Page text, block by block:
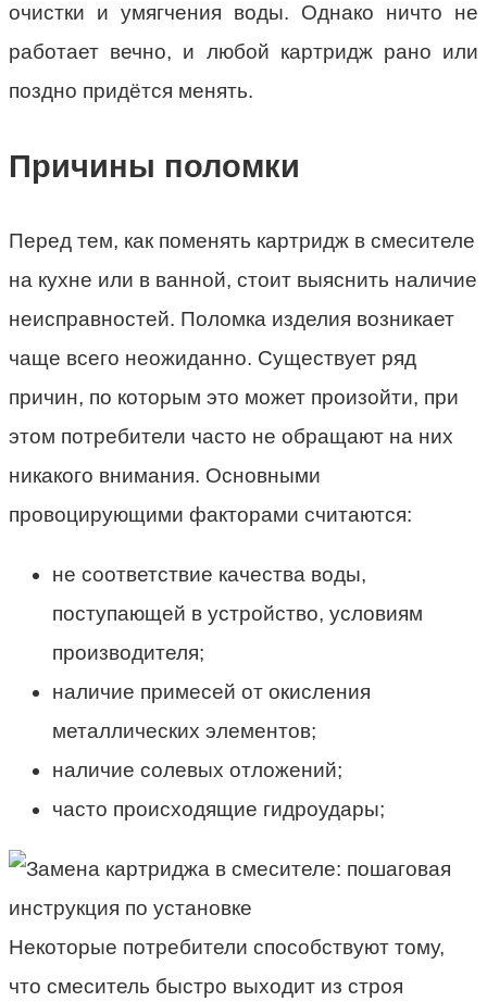
очистки и умягчения воды. Однако ничто не
работает вечно, и любой картридж рано или
поздно придётся менять.
Причины поломки
Перед тем, как поменять картридж в смесителе
на кухне или в ванной, стоит выяснить наличие
неисправностей. Поломка изделия возникает
чаще всего неожиданно. Существует ряд
причин, по которым это может произойти, при
этом потребители часто не обращают на них
никакого внимания. Основными
провоцирующими факторами считаются:
не соответствие качества воды,
поступающей в устройство, условиям
производителя;
наличие примесей от окисления
металлических элементов;
наличие солевых отложений;
часто происходящие гидроудары;
Некоторые потребители способствуют тому,
что смеситель быстро выходит из строя